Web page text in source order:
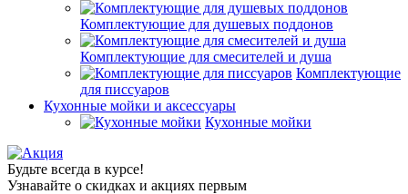
Комплектующие для душевых поддонов
Комплектующие для смесителей и душа
Комплектующие
для писсуаров
Кухонные мойки и аксессуары
Кухонные мойки
Будьте всегда в курсе!
Узнавайте о скидках и акциях первым